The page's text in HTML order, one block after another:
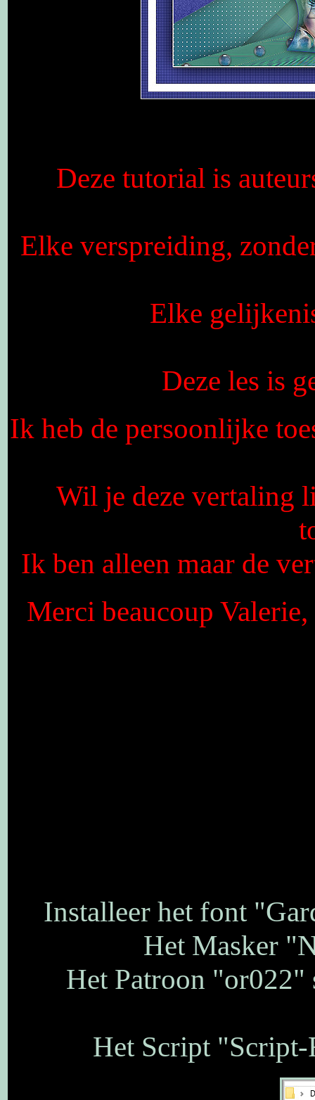
Deze tutorial is
Elke verspreiding,
Elke
Deze les is
Ik heb de persoonlijke
Wil je deze vertaling
Ik ben alleen maar de
Merci beaucoup
Installeer het font
Het Masker
Het Patroon "or022"
Het Script "Script-